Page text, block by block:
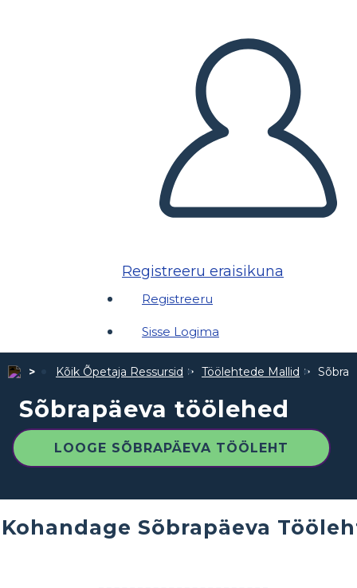
Registreeru eraisikuna
Registreeru
Sisse Logima
Kõik Õpetaja Ressursid Töölehtede Mallid
Sõbrapäeva töölehed
LOOGE SÕBRAPÄEVA TÖÖLEHT
Kohandage Sõbrapäeva